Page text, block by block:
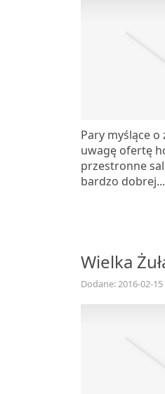
Pary myślące
uwagę ofertę
przestronne
bardzo dobrej...
Wielka
Dodane: 2016-02-15